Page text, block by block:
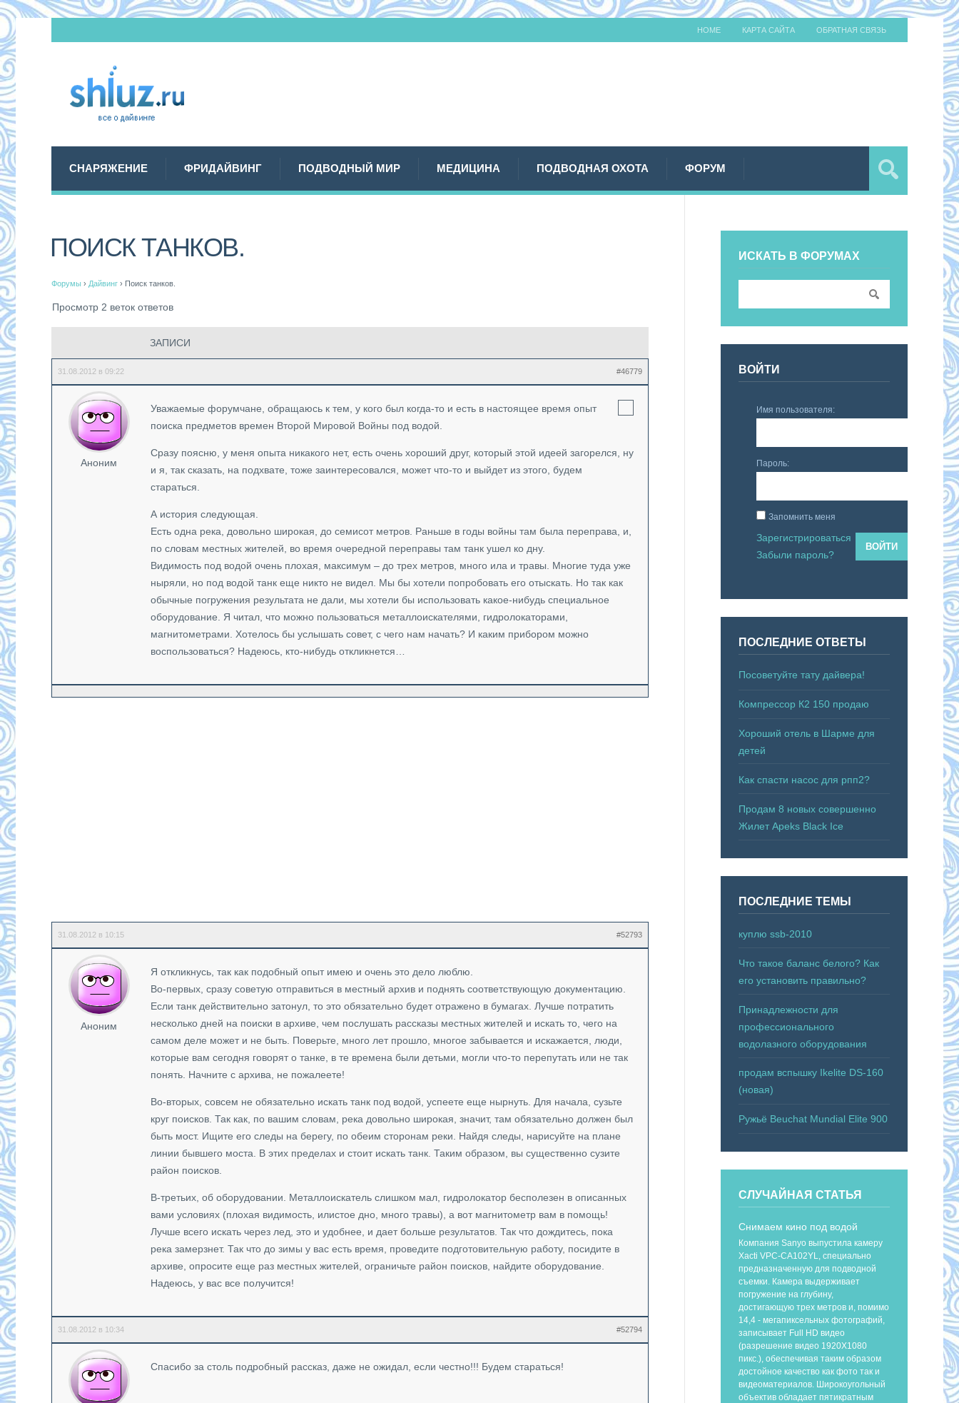
HOME КАРТА САЙТА ОБРАТНАЯ СВЯЗЬ
СНАРЯЖЕНИЕ ФРИДАЙВИНГ ПОДВОДНЫЙ МИР МЕДИЦИНА ПОДВОДНАЯ ОХОТА ФОРУМ
ПОИСК ТАНКОВ.
Форумы › Дайвинг › Поиск танков.
Просмотр 2 веток ответов
ЗАПИСИ
31.08.2012 в 09:22 #46779
Аноним
Уважаемые форумчане, обращаюсь к тем, у кого был когда-то и есть в настоящее время опыт
поиска предметов времен Второй Мировой Войны под водой.
Сразу поясню, у меня опыта никакого нет, есть очень хороший друг, который этой идеей загорелся, ну
и я, так сказать, на подхвате, тоже заинтересовался, может что-то и выйдет из этого, будем
стараться.
А история следующая.
Есть одна река, довольно широкая, до семисот метров. Раньше в годы войны там была переправа, и,
по словам местных жителей, во время очередной переправы там танк ушел ко дну.
Видимость под водой очень плохая, максимум – до трех метров, много ила и травы. Многие туда уже
ныряли, но под водой танк еще никто не видел. Мы бы хотели попробовать его отыскать. Но так как
обычные погружения результата не дали, мы хотели бы использовать какое-нибудь специальное
оборудование. Я читал, что можно пользоваться металлоискателями, гидролокаторами,
магнитометрами. Хотелось бы услышать совет, с чего нам начать? И каким прибором можно
воспользоваться? Надеюсь, кто-нибудь откликнется…
31.08.2012 в 10:15 #52793
Аноним
Я откликнусь, так как подобный опыт имею и очень это дело люблю.
Во-первых, сразу советую отправиться в местный архив и поднять соответствующую документацию.
Если танк действительно затонул, то это обязательно будет отражено в бумагах. Лучше потратить
несколько дней на поиски в архиве, чем послушать рассказы местных жителей и искать то, чего на
самом деле может и не быть. Поверьте, много лет прошло, многое забывается и искажается, люди,
которые вам сегодня говорят о танке, в те времена были детьми, могли что-то перепутать или не так
понять. Начните с архива, не пожалеете!
Во-вторых, совсем не обязательно искать танк под водой, успеете еще нырнуть. Для начала, сузьте
круг поисков. Так как, по вашим словам, река довольно широкая, значит, там обязательно должен был
быть мост. Ищите его следы на берегу, по обеим сторонам реки. Найдя следы, нарисуйте на плане
линии бывшего моста. В этих пределах и стоит искать танк. Таким образом, вы существенно сузите
район поисков.
В-третьих, об оборудовании. Металлоискатель слишком мал, гидролокатор бесполезен в описанных
вами условиях (плохая видимость, илистое дно, много травы), а вот магнитометр вам в помощь!
Лучше всего искать через лед, это и удобнее, и дает больше результатов. Так что дождитесь, пока
река замерзнет. Так что до зимы у вас есть время, проведите подготовительную работу, посидите в
архиве, опросите еще раз местных жителей, ограничьте район поисков, найдите оборудование.
Надеюсь, у вас все получится!
31.08.2012 в 10:34 #52794
Спасибо за столь подробный рассказ, даже не ожидал, если честно!!! Будем стараться!
ИСКАТЬ В ФОРУМАХ
ВОЙТИ
Имя пользователя:
Пароль:
Запомнить меня
ВОЙТИ
Зарегистрироваться
Забыли пароль?
ПОСЛЕДНИЕ ОТВЕТЫ
Посоветуйте тату дайвера!
Компрессор К2 150 продаю
Хороший отель в Шарме для
детей
Как спасти насос для рпп2?
Продам 8 новых совершенно
Жилет Apeks Black Ice
ПОСЛЕДНИЕ ТЕМЫ
куплю ssb-2010
Что такое баланс белого? Как
его установить правильно?
Принадлежности для
профессионального
водолазного оборудования
продам вспышку Ikelite DS-160
(новая)
Ружьё Beuchat Mundial Elite 900
СЛУЧАЙНАЯ СТАТЬЯ
Снимаем кино под водой
Компания Sanyo выпустила камеру
Xacti VPC-CA102YL, специально
предназначенную для подводной
съемки. Камера выдерживает
погружение на глубину,
достигающую трех метров и, помимо
14,4 - мегапиксельных фотографий,
записывает Full HD видео
(разрешение видео 1920X1080
пикс.), обеспечивая таким образом
достойное качество как фото так и
видеоматериалов. Широкоугольный
объектив обладает пятикратным